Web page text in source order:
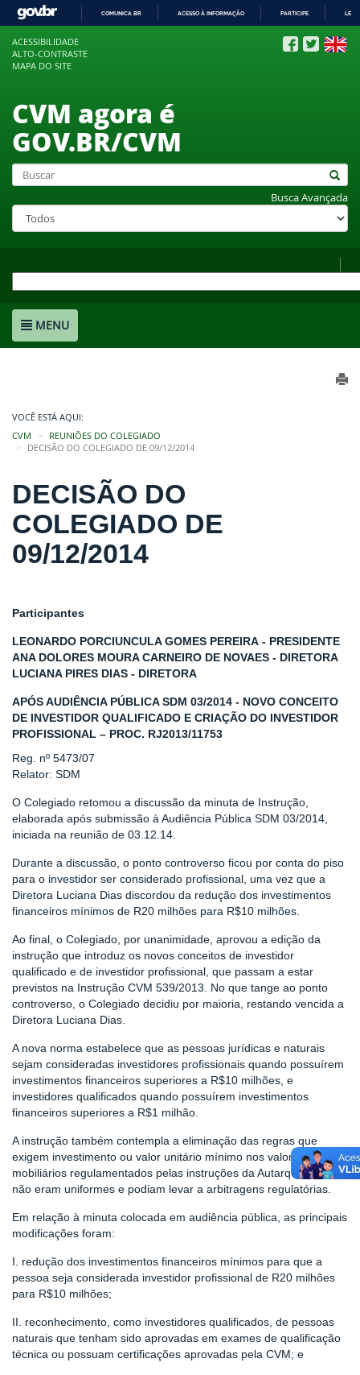
COMUNICA BR ACESSO À INFORMAÇÃO PARTICIPE
ACESSIBILIDADE
ALTO-CONTRASTE
MAPA DO SITE
CVM agora é
GOV.BR/CVM
Busca Avançada
MENU
VOCÊ ESTÁ AQUI:
CVM
REUNIÕES DO COLEGIADO
DECISÃO DO COLEGIADO DE 09/12/2014
DECISÃO DO
COLEGIADO DE
09/12/2014
Participantes
LEONARDO PORCIUNCULA GOMES PEREIRA - PRESIDENTE
ANA DOLORES MOURA CARNEIRO DE NOVAES - DIRETORA
LUCIANA PIRES DIAS - DIRETORA
APÓS AUDIÊNCIA PÚBLICA SDM 03/2014 - NOVO CONCEITO
DE INVESTIDOR QUALIFICADO E CRIAÇÃO DO INVESTIDOR
PROFISSIONAL – PROC. RJ2013/11753
Reg. nº 5473/07
Relator: SDM
O Colegiado retomou a discussão da minuta de Instrução,
elaborada após submissão à Audiência Pública SDM 03/2014,
iniciada na reunião de 03.12.14.
Durante a discussão, o ponto controverso ficou por conta do piso
para o investidor ser considerado profissional, uma vez que a
Diretora Luciana Dias discordou da redução dos investimentos
financeiros mínimos de R20 milhões para R$10 milhões.
Ao final, o Colegiado, por unanimidade, aprovou a edição da
instrução que introduz os novos conceitos de investidor
qualificado e de investidor profissional, que passam a estar
previstos na Instrução CVM 539/2013. No que tange ao ponto
controverso, o Colegiado decidiu por maioria, restando vencida a
Diretora Luciana Dias.
A nova norma estabelece que as pessoas jurídicas e naturais
sejam consideradas investidores profissionais quando possuírem
investimentos financeiros superiores a R$10 milhões, e
investidores qualificados quando possuírem investimentos
financeiros superiores a R$1 milhão.
A instrução também contempla a eliminação das regras que
exigem investimento ou valor unitário mínimo nos valores
mobiliários regulamentados pelas instruções da Autarquia, que
não eram uniformes e podiam levar a arbitragens regulatórias.
Em relação à minuta colocada em audiência pública, as principais
modificações foram:
I. redução dos investimentos financeiros mínimos para que a
pessoa seja considerada investidor profissional de R20 milhões
para R$10 milhões;
II. reconhecimento, como investidores qualificados, de pessoas
naturais que tenham sido aprovadas em exames de qualificação
técnica ou possuam certificações aprovadas pela CVM; e